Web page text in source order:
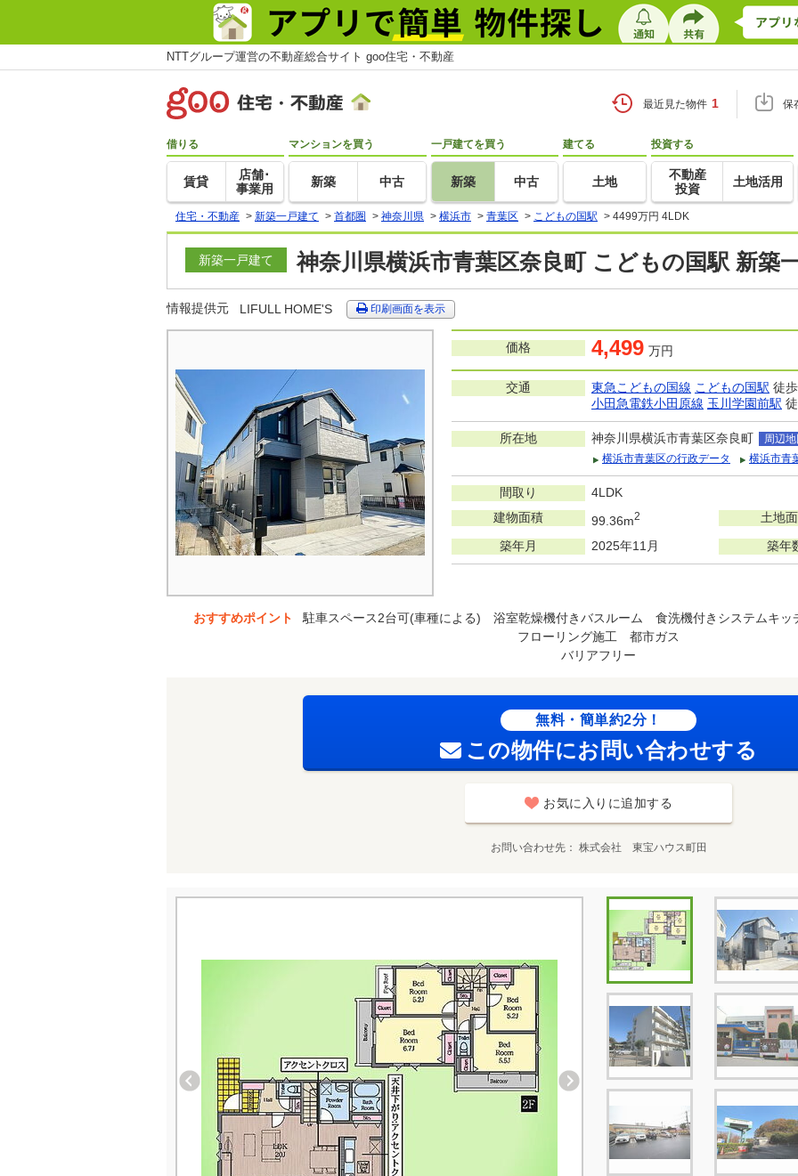
NTTグループ運営の不動産総合サイト goo住宅・不動産
最近見た物件 1 保
借りる
賃貸
店舗･
事業用
マンションを買う
新築 中古
一戸建てを買う
新築 中古
建てる
土地
投資する
不動産
投資
土地活用
住宅・不動産 > 新築一戸建て > 首都圏 > 神奈川県 > 横浜市 > 青葉区 > こどもの国駅 > 4499万円 4LDK
新築一戸建て 神奈川県横浜市青葉区奈良町 こどもの国駅 新築
情報提供元 LIFULL HOME'S 印刷画面を表示
価格 4,499 万円
交通 東急こどもの国線 こどもの国駅 徒
小田急電鉄小田原線 玉川学園前駅
所在地 神奈川県横浜市青葉区奈良町
周辺
横浜市青葉区の行政データ
横浜市青
間取り
4LDK
建物面積
99.36m2
土地
築年月
2025年11月 築年
おすすめポイント
駐車スペース2台可(車種による) 浴室乾燥機付きバスルーム 食洗機付きシステムキ
フローリング施工 都市ガス
バリアフリー
無料・簡単約2分！
この物件にお問い合わせする
お気に入りに追加する
お問い合わせ先 株式会社 東宝ハウス町田